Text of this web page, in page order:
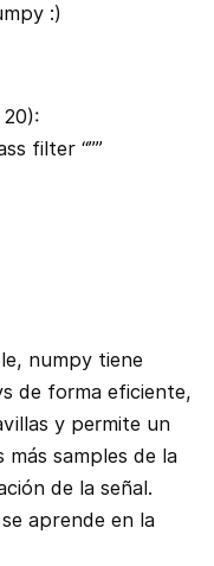
:)
filter “””
numpy tiene
de forma eficiente,
y permite un
samples de la
de la señal.
aprende en la